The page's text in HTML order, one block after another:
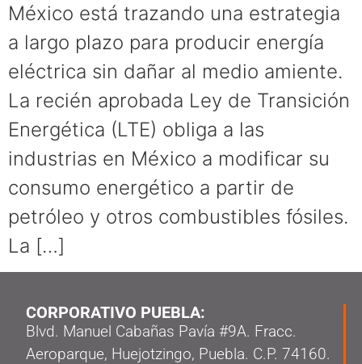
México está trazando una estrategia
a largo plazo para producir energía
eléctrica sin dañar al medio amiente.
La recién aprobada Ley de Transición
Energética (LTE) obliga a las
industrias en México a modificar su
consumo energético a partir de
petróleo y otros combustibles fósiles.
La […]
CORPORATIVO PUEBLA:
Blvd. Manuel Cabañas Pavía #9A. Fracc.
Aeroparque, Huejotzingo, Puebla. C.P. 74160.